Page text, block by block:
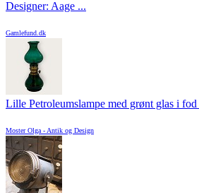
Designer: Aage ...
Gamlefund.dk
Lille Petroleumslampe med grønt glas i
Moster Olga - Antik og Design